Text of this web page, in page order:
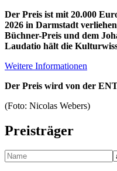
Der Preis ist mit 20.000
2026 in Darmstadt
Büchner-Preis und dem
Laudatio hält die
Weitere Informationen
Der Preis wird von der
(Foto: Nicolas Webers)
Preisträger